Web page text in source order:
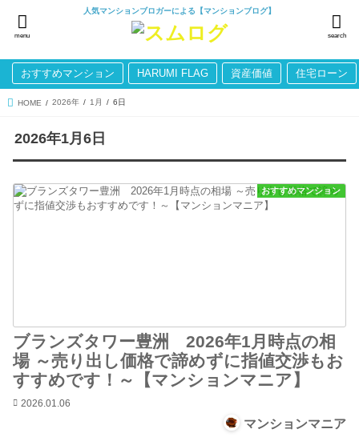
人気マンションブロガーによる【マンションブログ】
search
menu
おすすめマンション HARUMI FLAG 資産価値 住宅ローン
HOME 2026年 1月 6日
2026年1月6日
おすすめマンション
ブランズタワー豊洲 2026年1月時点の相
場 ～売り出し価格で諦めずに指値交渉もお
すすめです！～【マンションマニア】
2026.01.06
マンションマニア